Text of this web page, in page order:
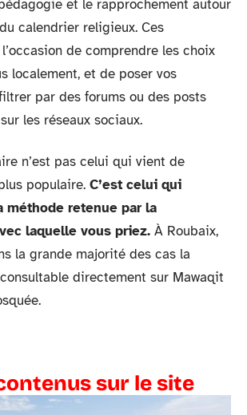
et le rapprochement autour
calendrier religieux. Ces
de comprendre les choix
localement, et de poser vos
par des forums ou des posts
les réseaux sociaux.
n’est pas celui qui vient de
populaire. C’est celui qui
méthode retenue par la
laquelle vous priez. À Roubaix,
la grande majorité des cas la
directement sur Mawaqit
sur le site